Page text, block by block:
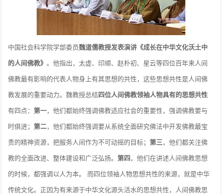
中国社会科学院学部委员魏道儒教授发表演讲《成长在中华文化沃土中
的人间佛教》。他指出，太虚、印顺、赵朴初、星云等四位百年来人间
佛教最有影响的代表人物身上有其思想的共性，这些思想共性是人间佛
教发展的重要动力。魏教授总结四位人间佛教领袖人物具有的思想共性
有四点：第一，他们都始终强调佛教适应社会的重要性，强调佛教要与
时俱进；第二，他们都始终强调要从系统全面研究佛法中开发佛教最宝
贵的精神资源，把服务人间作为不可动摇的目标；第三，他们都关注佛
教的全面改进、整体建设和广泛弘扬。第四，他们在讲述人间佛教思想
的时候，都强调以人为本。 而四位领袖人物思想共性的来源，就是中华
传统文化。正因为有来源于中华文化源头活水的思想共性，人间佛教思